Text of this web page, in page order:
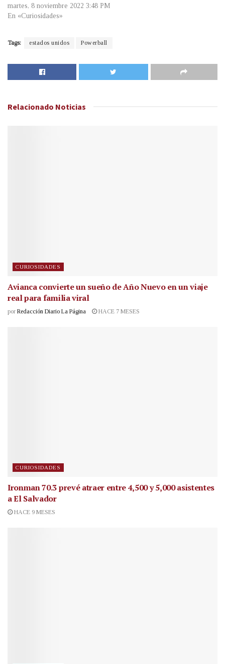
martes, 8 noviembre 2022 3:48 PM
En «Curiosidades»
Tags: estados unidos Powerball
Relacionado Noticias
CURIOSIDADES
Avianca convierte un sueño de Año Nuevo en un viaje
real para familia viral
por Redacción Diario La Página HACE 7 MESES
CURIOSIDADES
Ironman 70.3 prevé atraer entre 4,500 y 5,000 asistentes
a El Salvador
HACE 9 MESES